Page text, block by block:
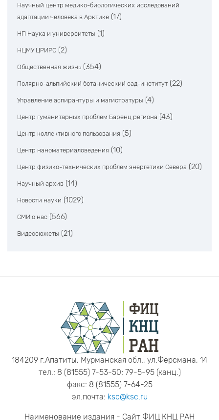
Научный центр медико-биологических исследований
адаптации человека в Арктике (17)
НП Наука и университеты (1)
НЦМУ ЦРИРС (2)
Общественная жизнь (354)
Полярно-альпийский ботанический сад-институт (22)
Управление аспирантуры и магистратуры (4)
Центр гуманитарных проблем Баренц региона (43)
Центр коллективного пользования (5)
Центр наноматериаловедения (10)
Центр физико-технических проблем энергетики Севера (20)
Научный архив (14)
Новости науки (1029)
СМИ о нас (566)
Видеосюжеты (21)
184209 г.Апатиты, Мурманская обл., ул.Ферсмана, 14
тел.: 8 (81555) 7-53-50; 79-5-95 (канц.)
факс: 8 (81555) 7-64-25
эл.почта: ksc@ksc.ru
Наименование издания - Сайт ФИЦ КНЦ РАН